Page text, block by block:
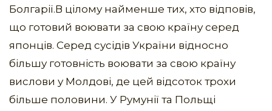
Болгарії.В цілому найменше тих, хто відповів,
що готовий воювати за свою країну серед
японців. Серед сусідів України відносно
більшу готовність воювати за свою країну
вислови у Молдові, де цей відсоток трохи
більше половини. У Румунії та Польщі